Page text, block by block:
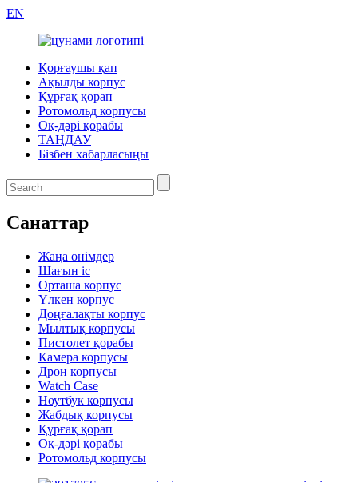
EN
Қорғаушы қап
Ақылды корпус
Құрғақ қорап
Ротомольд корпусы
Оқ-дәрі қорабы
ТАҢДАУ
Бізбен хабарласыңы
Санаттар
Жаңа өнімдер
Шағын іс
Орташа корпус
Үлкен корпус
Доңғалақты корпус
Мылтық корпусы
Пистолет қорабы
Камера корпусы
Дрон корпусы
Watch Case
Ноутбук корпусы
Жабдық корпусы
Құрғақ қорап
Оқ-дәрі қорабы
Ротомольд корпусы